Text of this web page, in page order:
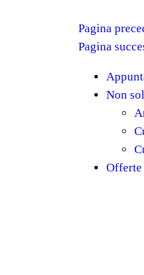
Pagina
Pagina
Non
Offerte